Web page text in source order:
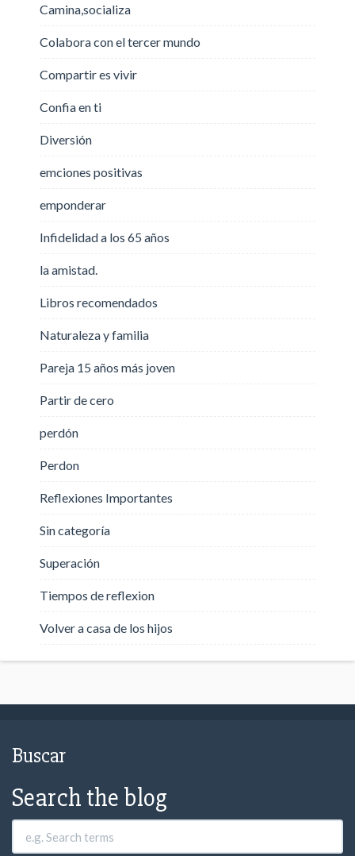
Camina,socializa
Colabora con el tercer mundo
Compartir es vivir
Confia en ti
Diversión
emciones positivas
emponderar
Infidelidad a los 65 años
la amistad.
Libros recomendados
Naturaleza y familia
Pareja 15 años más joven
Partir de cero
perdón
Perdon
Reflexiones Importantes
Sin categoría
Superación
Tiempos de reflexion
Volver a casa de los hijos
Buscar
Search the blog